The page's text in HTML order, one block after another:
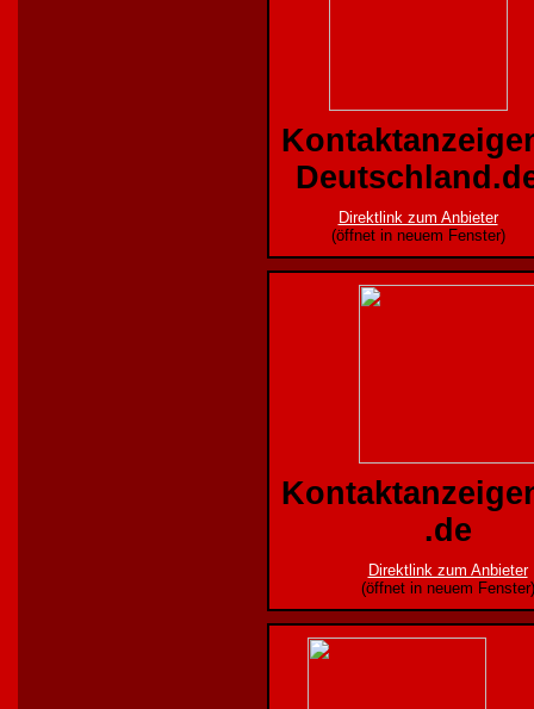
Direktlink zum Anbieter
(öffnet in neuem Fenster)
.de
Direktlink zum Anbieter
(öffnet in neuem Fenster)